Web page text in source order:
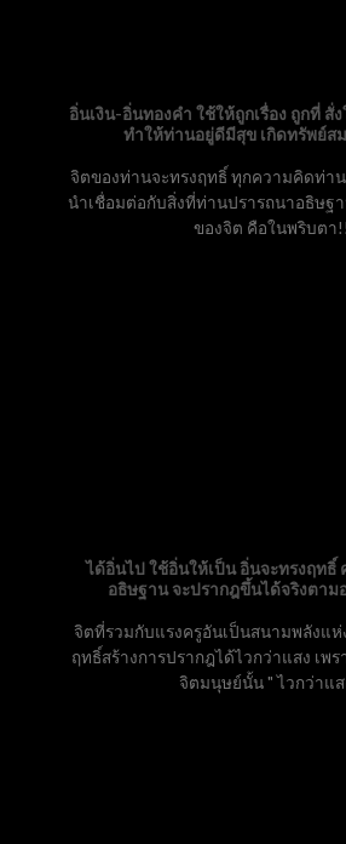
อิ่นเงิน-อิ่นทองคำ ใช้ให้ถูกเรื่อง ถูกที่ สั่
ทำให้ท่านอยู่ดีมีสุข เกิดทรัพย์ส
จิตของท่านจะทรงฤทธิ์ ทุกความคิดท่า
นำเชื่อมต่อกับสิ่งที่ท่านปรารถนาอธิษฐ
ของจิต คือในพริบตา!!
ได้อิ่นไป ใช้อิ่นให้เป็น อิ่นจะทรงฤทธิ์
อธิษฐาน จะปรากฎขึ้นได้จริงตาม
จิตที่รวมกับแรงครูอันเป็นสนามพลังแ
ฤทธิ์สร้างการปรากฎได้ไวกว่าแสง เพร
จิตมนุษย์นั้น " ไวกว่าแส